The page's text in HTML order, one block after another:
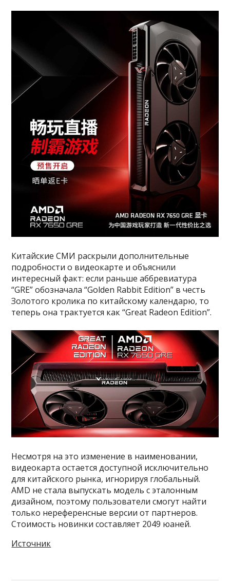
Китайские СМИ раскрыли дополнительные
подробности о видеокарте и объяснили
интересный факт: если раньше аббревиатура
“GRE” обозначала “Golden Rabbit Edition” в честь
Золотого кролика по китайскому календарю, то
теперь она трактуется как “Great Radeon Edition”.
Несмотря на это изменение в наименовании,
видеокарта остается доступной исключительно
для китайского рынка, игнорируя глобальный.
AMD не стала выпускать модель с эталонным
дизайном, поэтому пользователи смогут найти
только нереференсные версии от партнеров.
Стоимость новинки составляет 2049 юаней.
Источник